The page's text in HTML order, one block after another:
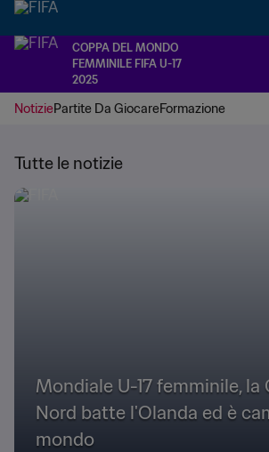
COPPA DEL MONDO
FEMMINILE FIFA U-17
2025
NotiziePartite Da GiocareFormazione
Tutte le notizie
Mondiale U-17 femminile, la
Nord batte l'Olanda ed è
mondo